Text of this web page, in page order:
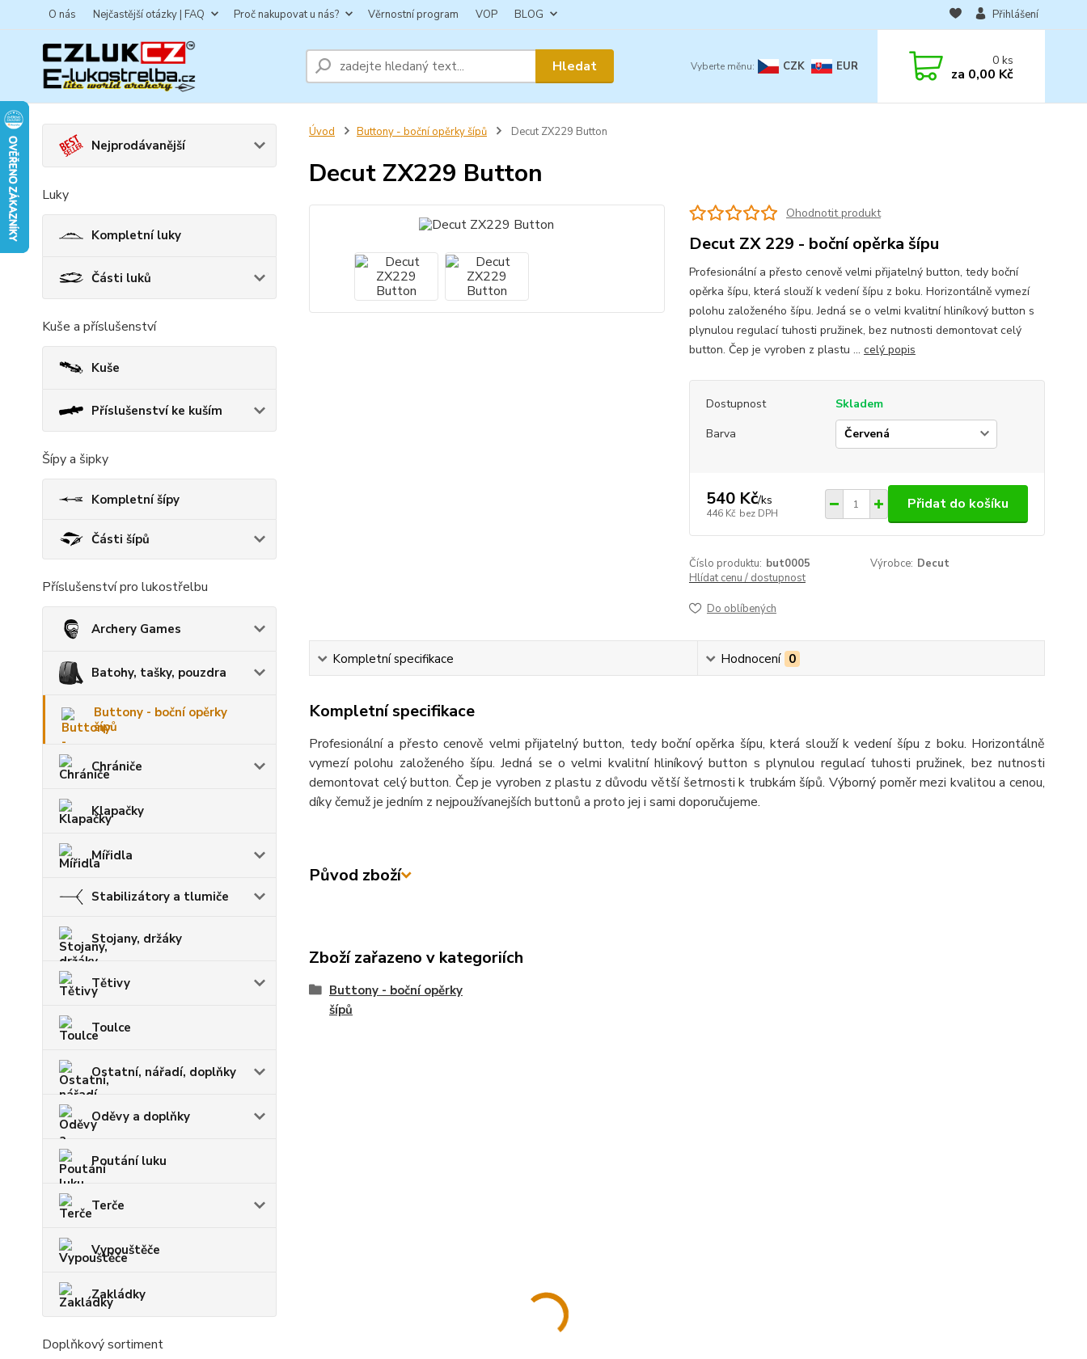
O nás Nejčastější otázky | FAQ Proč nakupovat u nás? Věrnostní program VOP BLOG
CZK EUR
Přihlášení
Hledat 0ks
za 0,00 Kč
Nejprodávanější
Luky
Kompletní luky
Části luků
Kuše a příslušenství
Kuše
Příslušenství ke kuším
Šípy a šipky
Kompletní šípy
Části šípů
Příslušenství pro lukostřelbu
Archery Games
Batohy, tašky, pouzdra
Buttony - boční opěrky
šípů
Chrániče
Klapačky
Mířidla
Stabilizátory a tlumiče
Stojany, držáky
Tětivy
Toulce
Ostatní, nářadí, doplňky
Oděvy a doplňky
Poutání luku
Terče
Vypouštěče
Zakládky
Doplňkový sortiment
Úvod Buttony - boční opěrky šípů Decut ZX229 Button
Decut ZX229 Button
Ohodnotit produkt
Decut ZX 229 - boční opěrka šípu
Profesionální a přesto cenově velmi přijatelný button, tedy boční
opěrka šípu, která slouží k vedení šípu z boku. Horizontálně vymezí
polohu založeného šípu. Jedná se o velmi kvalitní hliníkový button s
plynulou regulací tuhosti pružinek, bez nutnosti demontovat celý
button. Čep je vyroben z plastu ... celý popis
Dostupnost
Skladem
Barva
540 Kč/ks
446 Kč bez DPH
Přidat do košíku
Číslo produktu: but0005 Výrobce: Decut
Hlídat cenu / dostupnost
Do oblíbených
Kompletní specifikace Hodnocení 0
Kompletní specifikace
Profesionální a přesto cenově velmi přijatelný button, tedy boční opěrka šípu, která slouží k vedení šípu z boku. Horizontálně
vymezí polohu založeného šípu. Jedná se o velmi kvalitní hliníkový button s plynulou regulací tuhosti pružinek, bez nutnosti
demontovat celý button. Čep je vyroben z plastu z důvodu větší šetrnosti k trubkám šípů. Výborný poměr mezi kvalitou a cenou,
díky čemuž je jedním z nejpoužívanejších buttonů a proto jej i sami doporučujeme.
Původ zboží
Zboží zařazeno v kategoriích
Buttony - boční opěrky
šípů